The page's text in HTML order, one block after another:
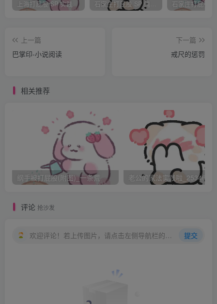
Bu0010<:u000EH'"2>
追求一个男人，竟然还没有一次成功 >3R8C50A3y
然而，好胜心起来后，我开始不依不
放弃了写作，放弃了思考 5Eu0006Yo2J9wu001F
我像所有恋爱中的蠢女人那样每天对他进行骚
扰 e CrO u0002u001Dru0010
用的还是最土的短信息倾诉法 u0018u0003-[ nu0003H4)
后来林才告诉我，并不是因为我的短信息纠
他开始接受我是因为读了我在一本纯文学杂志上的小
那篇小说使他觉得我不是个肤浅的女人，可以交
林和我同居了，这种过程顺理成章 *wvFg0i}qu001D
上海打屁股 SP 实践 石家庄打屁股 SP 纯实践
上一篇
巴掌印-小说阅读
下一篇
戒尺的惩罚
相关推荐
纲手被打屁股(附图)_一条荒 老公的家法实践啦
评论 抢沙发
欢迎评论！若上传图片，请点击左侧导航栏的图床工具，获取图片链接。 提交